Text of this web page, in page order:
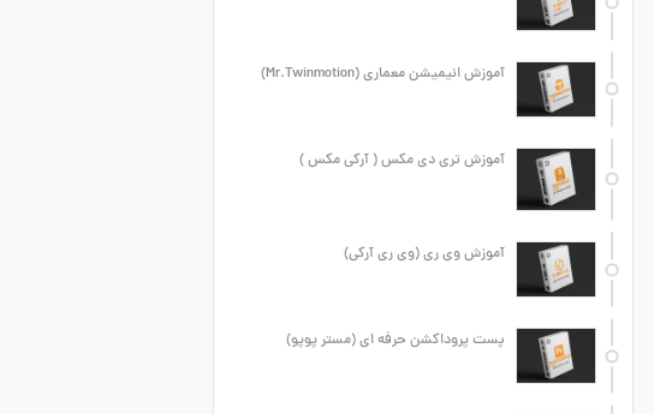
آموزش انیمیشن معماری (Mr.Twinmotion)
آموزش تری دی مکس ( آرکی مکس )
آموزش وی ری (وی ری آرکی)
پست پروداکشن حرفه ای (مستر پوپو)